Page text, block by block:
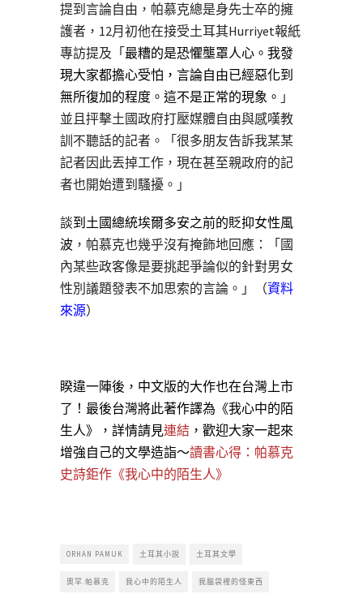
提到言論自由，帕慕克總是身先士卒的擁
護者，12月初他在接受土耳其Hurriyet報紙
專訪提及「最糟的是恐懼壟罩人心。我發
現大家都擔心受怕，言論自由已經惡化到
無所復加的程度。這不是正常的現象。 」
並且抨擊土國政府打壓媒體自由與感嘆教
訓不聽話的記者。「很多朋友告訴我某某
記者因此丟掉工作，現在甚至親政府的記
者也開始遭到騷擾。」
談到土國總統埃爾多安之前的貶抑女性風
波 ，帕慕克也幾乎沒有掩飾地回應：「國
內某些政客像是要挑起爭論似的針對男女
性別議題發表不加思索的言論。」（資料
來源）
睽違一陣後，中文版的大作也在台灣上市
了！最後台灣將此著作譯為《我心中的陌
生人》，詳情請見連結 ，歡迎大家一起來
增強自己的文學造詣～讀書心得：帕慕克
史詩鉅作《我心中的陌生人》
ORHAN PAMUK 土耳其小說 土耳其文學
奧罕.帕慕克 我心中的陌生人 我腦袋裡的怪東西